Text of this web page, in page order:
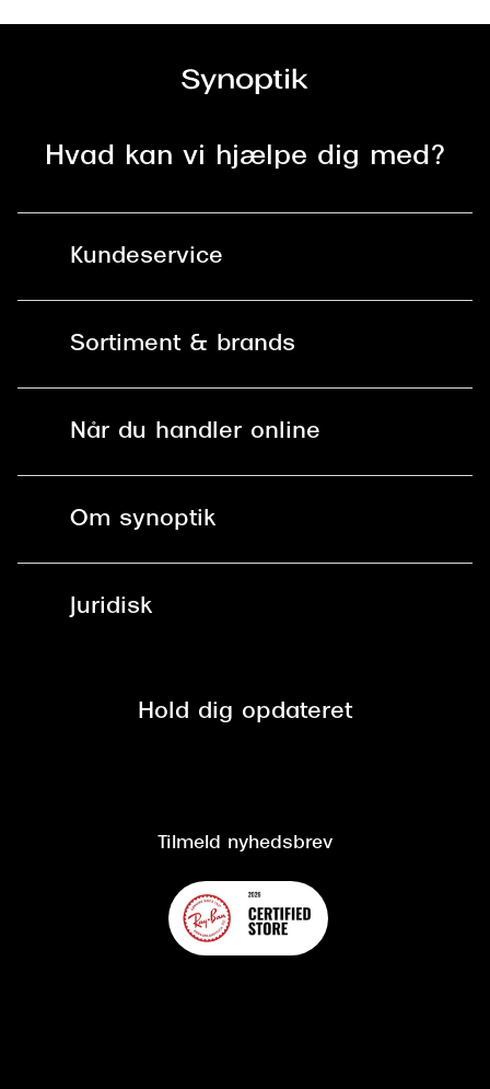
Hvad kan vi hjælpe dig med?
Kundeservice
Spørgsmål & svar (FAQ)
Brilleabonnement All-Inclusive™
Sortiment & brands
Brillerens
Når du handler online
Spørgsmål & svar (FAQ)
Om synoptik
Juridisk
Cookiepolitik
Hold dig opdateret
Tilmeld nyhedsbrev